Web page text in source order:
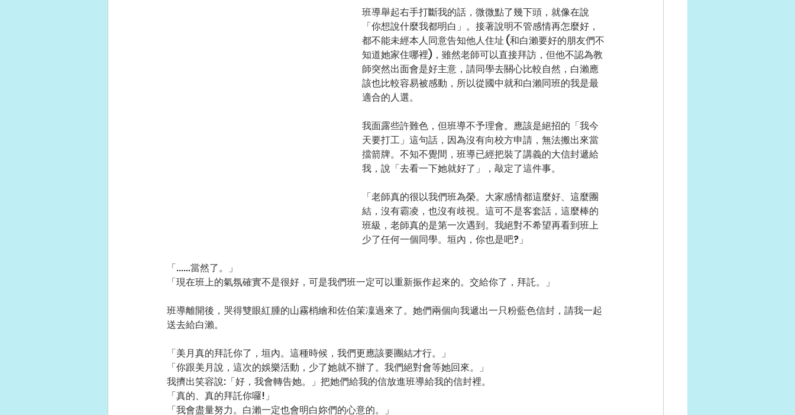
班導舉起右手打斷我的話，微微點了幾下頭，就像在說
「你想說什麼我都明白」。接著說明不管感情再怎麼好，
都不能未經本人同意告知他人住址 (和白瀨要好的朋友們不
知道她家住哪裡)，雖然老師可以直接拜訪，但他不認為教
師突然出面會是好主意，請同學去關心比較自然，白瀨應
該也比較容易被感動，所以從國中就和白瀨同班的我是最
適合的人選。
我面露些許難色，但班導不予理會。應該是絕招的「我今
天要打工」這句話，因為沒有向校方申請，無法搬出來當
擋箭牌。不知不覺間，班導已經把裝了講義的大信封遞給
我，說「去看一下她就好了」，敲定了這件事。
「老師真的很以我們班為榮。大家感情都這麼好、這麼團
結，沒有霸凌，也沒有歧視。這可不是客套話，這麼棒的
班級，老師真的是第一次遇到。我絕對不希望再看到班上
少了任何一個同學。垣內，你也是吧?」
「......當然了。」
「現在班上的氣氛確實不是很好，可是我們班一定可以重新振作起來的。交給你了，拜託。」
班導離開後，哭得雙眼紅腫的山霧梢繪和佐伯茉凜過來了。她們兩個向我遞出一只粉藍色信封，請我一起
送去給白瀨。
「美月真的拜託你了，垣內。這種時候，我們更應該要團結才行。」
「你跟美月說，這次的娛樂活動，少了她就不辦了。我們絕對會等她回來。」
我擠出笑容說:「好，我會轉告她。」把她們給我的信放進班導給我的信封裡。
「真的、真的拜託你囉!」
「我會盡量努力。白瀨一定也會明白妳們的心意的。」